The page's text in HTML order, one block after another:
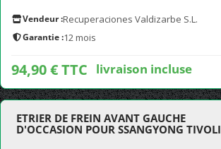
Vendeur :Recuperaciones Valdizarbe S.L.
Garantie :12 mois
94,90 € TTC livraison incluse
ETRIER DE FREIN AVANT GAUCHE
D'OCCASION POUR SSANGYONG TIVOLI